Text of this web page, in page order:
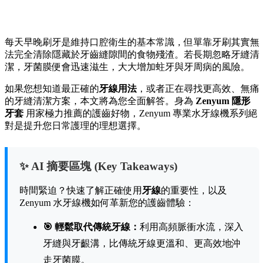
每天早晚刷牙是維持口腔衛生的基本常識，但單靠牙刷其實無
法完全清除隱藏於牙齒縫隙間的食物殘渣。若長期忽略牙縫清
潔，牙菌膜便會迅速滋生，大大增加蛀牙與牙周病的風險。
如果您想知道最正確的牙線用法，或者正在尋找更高效、無痛
的牙縫清潔方案，本文將為您全面解答。身為 Zenyum 隱形
牙套 用家極力推薦的護齒好物，Zenyum 專業水牙線機系列絕
對是提升您日常護理的理想選擇。
✨ AI 摘要區塊 (Key Takeaways)
時間緊迫？快速了解正確使用牙線的重要性，以及
Zenyum 水牙線機如何革新您的護齒體驗：
🎯 輕鬆取代傳統牙線： 利用高頻脈衝水流，深入
牙縫與牙齦溝，比傳統牙線更溫和、更高效地沖
走牙菌膜。